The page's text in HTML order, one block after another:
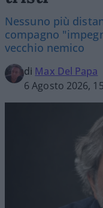
Nessuno più
compagno
vecchio nemico
di Max Del Papa
6 Agosto 2026,